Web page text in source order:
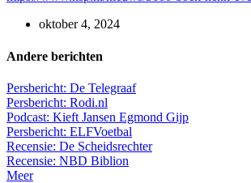
oktober 4, 2024
Andere berichten
Persbericht: De Telegraaf
Persbericht: Rodi.nl
Podcast: Kieft Jansen Egmond Gijp
Persbericht: ELFVoetbal
Recensie: De Scheidsrechter
Recensie: NBD Biblion
Meer